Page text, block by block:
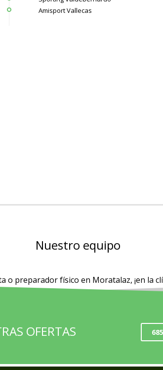
Amisport Vallecas
Nuestro equipo
preparador físico en Moratalaz, ¡en la
OFERTAS